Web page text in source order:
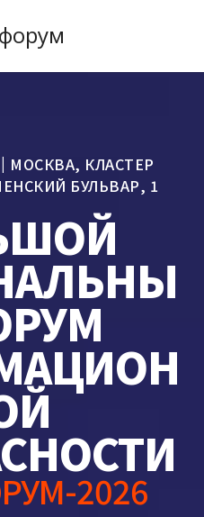
МОСКВА, КЛАСТЕР
БУЛЬВАР, 1
2026